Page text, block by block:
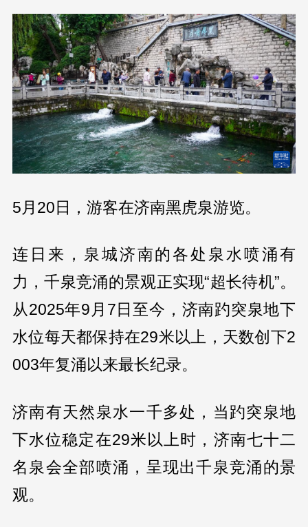
5月20日，游客在济南黑虎泉游览。
连日来，泉城济南的各处泉水喷涌有
力，千泉竞涌的景观正实现“超长待机”。
从2025年9月7日至今，济南趵突泉地下
水位每天都保持在29米以上，天数创下2
003年复涌以来最长纪录。
济南有天然泉水一千多处，当趵突泉地
下水位稳定在29米以上时，济南七十二
名泉会全部喷涌，呈现出千泉竞涌的景
观。